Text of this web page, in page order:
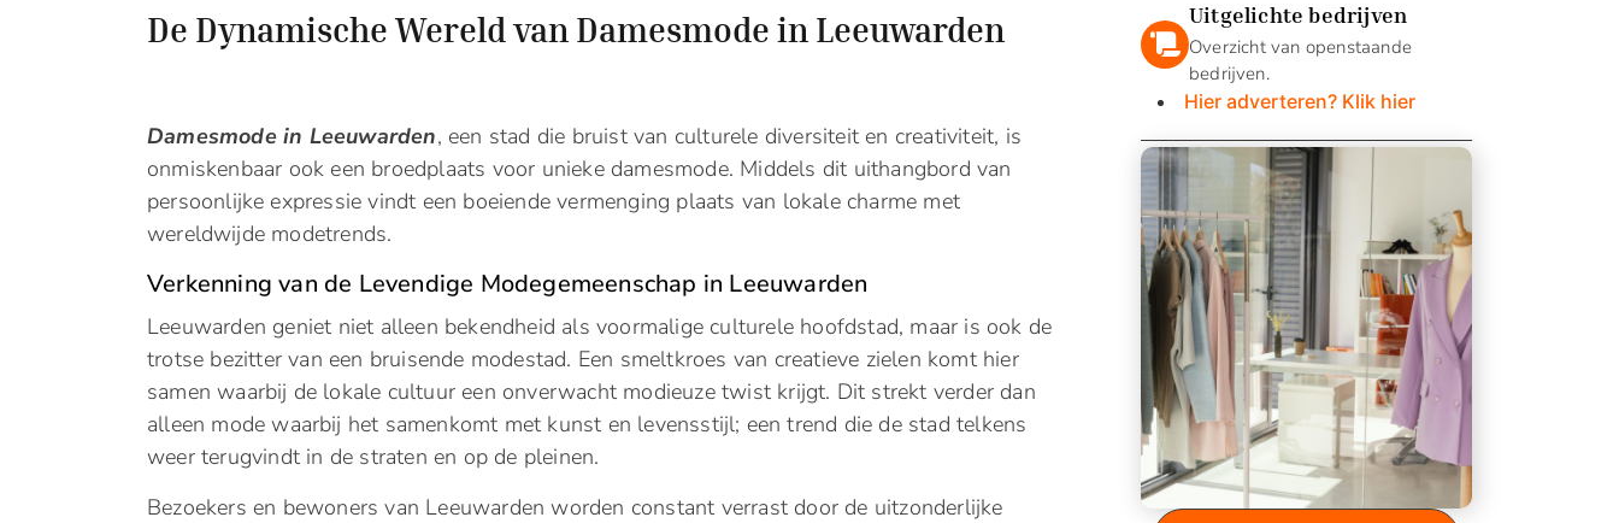
De Dynamische Wereld van Damesmode in Leeuwarden
Damesmode in Leeuwarden, een stad die bruist van culturele diversiteit en creativiteit, is
onmiskenbaar ook een broedplaats voor unieke damesmode. Middels dit uithangbord van
persoonlijke expressie vindt een boeiende vermenging plaats van lokale charme met
wereldwijde modetrends.
Verkenning van de Levendige Modegemeenschap in Leeuwarden
Leeuwarden geniet niet alleen bekendheid als voormalige culturele hoofdstad, maar is ook de
trotse bezitter van een bruisende modestad. Een smeltkroes van creatieve zielen komt hier
samen waarbij de lokale cultuur een onverwacht modieuze twist krijgt. Dit strekt verder dan
alleen mode waarbij het samenkomt met kunst en levensstijl; een trend die de stad telkens
weer terugvindt in de straten en op de pleinen.
Bezoekers en bewoners van Leeuwarden worden constant verrast door de uitzonderlijke
Uitgelichte bedrijven
Overzicht van openstaande
bedrijven.
Hier adverteren? Klik hier